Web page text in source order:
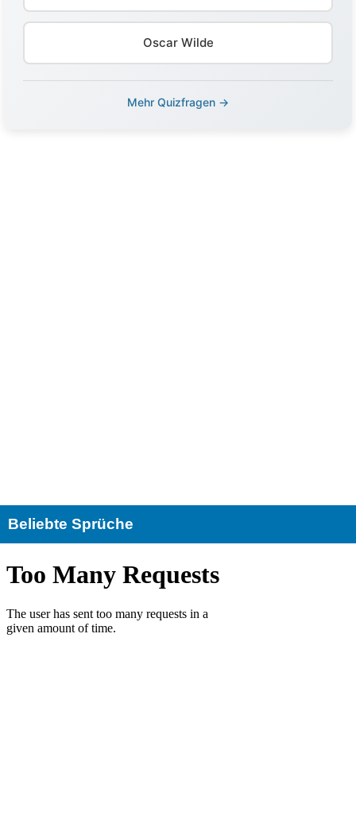
Oscar Wilde
Mehr Quizfragen →
Beliebte Sprüche